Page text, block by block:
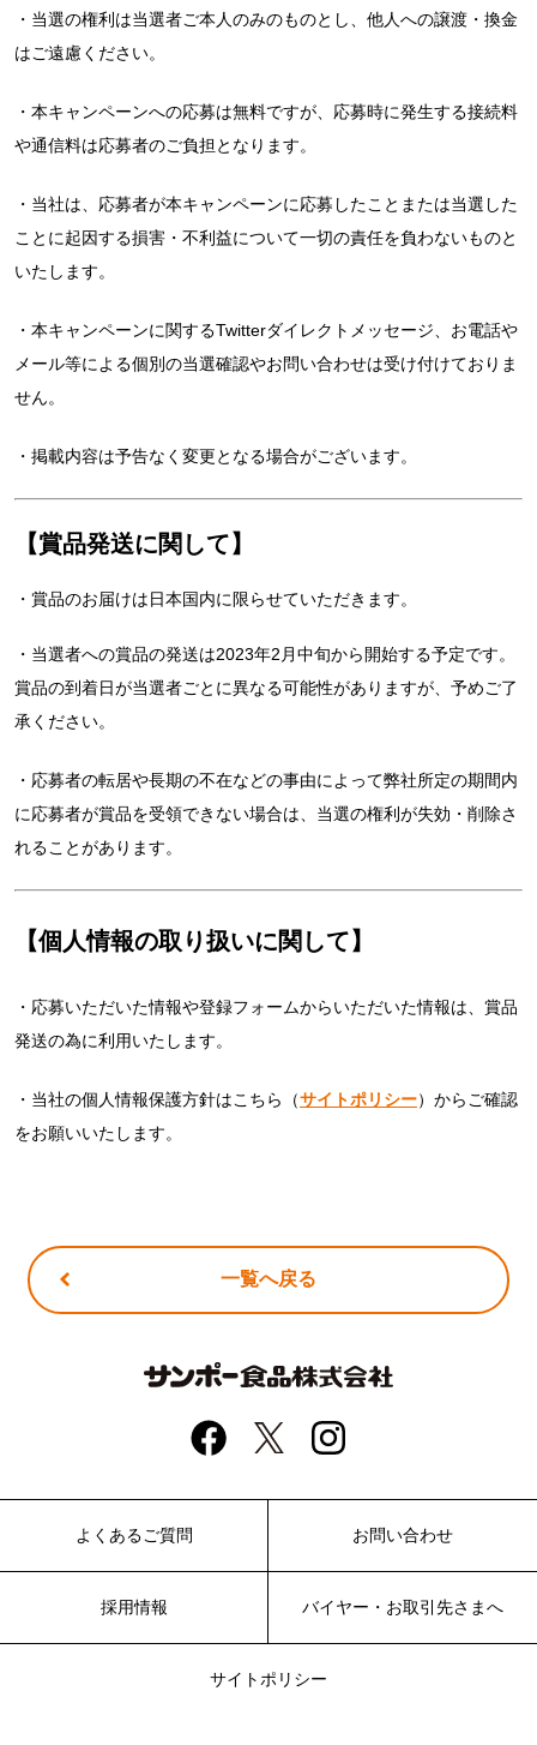
・当選の権利は当選者ご本人のみのものとし、他人への譲渡・換金
はご遠慮ください。
・本キャンペーンへの応募は無料ですが、応募時に発生する接続料
や通信料は応募者のご負担となります。
・当社は、応募者が本キャンペーンに応募したことまたは当選した
ことに起因する損害・不利益について一切の責任を負わないものと
いたします。
・本キャンペーンに関するTwitterダイレクトメッセージ、お電話や
メール等による個別の当選確認やお問い合わせは受け付けておりま
せん。
・掲載内容は予告なく変更となる場合がございます。
【賞品発送に関して】
・賞品のお届けは日本国内に限らせていただきます。
・当選者への賞品の発送は2023年2月中旬から開始する予定です。
賞品の到着日が当選者ごとに異なる可能性がありますが、予めご了
承ください。
・応募者の転居や長期の不在などの事由によって弊社所定の期間内
に応募者が賞品を受領できない場合は、当選の権利が失効・削除さ
れることがあります。
【個人情報の取り扱いに関して】
・応募いただいた情報や登録フォームからいただいた情報は、賞品
発送の為に利用いたします。
・当社の個人情報保護方針はこちら（サイトポリシー）からご確認
をお願いいたします。
一覧へ戻る
よくあるご質問 お問い合わせ
採用情報
サイトポリシー
バイヤー・お取引先さまへ